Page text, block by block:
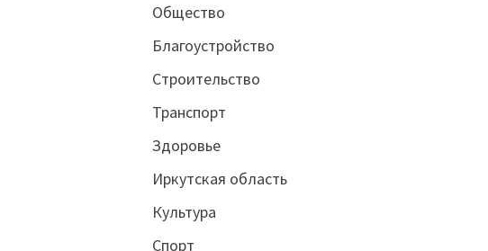
Общество
Благоустройство
Строительство
Транспорт
Здоровье
Иркутская область
Культура
Спорт